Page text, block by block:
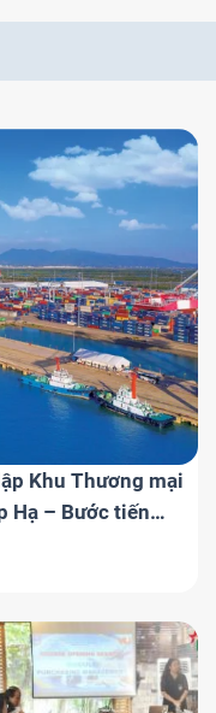
Khu Thương mại
Hạ – Bước tiến
trung tâm